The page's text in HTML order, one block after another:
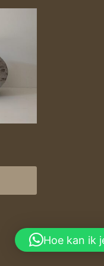
Hoe kan ik